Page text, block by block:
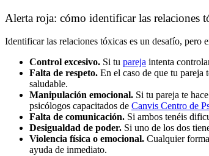
Alerta roja: cómo identificar las relaciones
Identificar las relaciones tóxicas es un desafío, pero
Control excesivo. Si tu pareja intenta
Falta de respeto. En el caso de que tu pareja
saludable.
Manipulación emocional. Si tu pareja te
psicólogos capacitados de Canvis Centro de
Falta de comunicación. Si ambos tenéis
Desigualdad de poder. Si uno de los dos
Violencia física o emocional. Cualquier
ayuda de inmediato.